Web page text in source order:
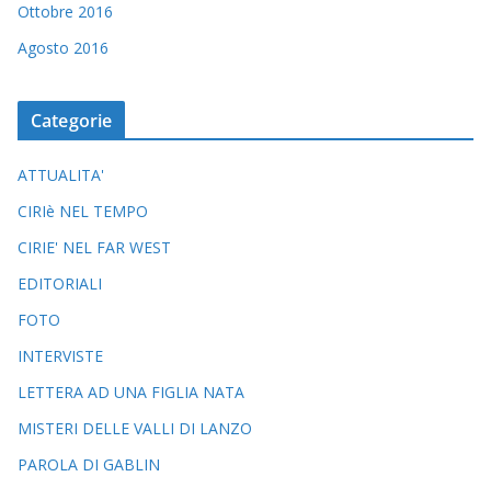
Ottobre 2016
Agosto 2016
Categorie
ATTUALITA'
CIRIè NEL TEMPO
CIRIE' NEL FAR WEST
EDITORIALI
FOTO
INTERVISTE
LETTERA AD UNA FIGLIA NATA
MISTERI DELLE VALLI DI LANZO
PAROLA DI GABLIN